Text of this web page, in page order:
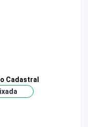
Cadastral